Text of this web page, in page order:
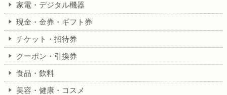
家電・デジタル機器
現金・金券・ギフト券
チケット・招待券
クーポン・引換券
食品・飲料
美容・健康・コスメ